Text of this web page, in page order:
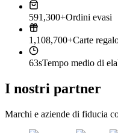
591,300+Ordini evasi
1,108,700+Carte
63sTempo medio di
I nostri partner
Marchi e aziende di fiducia